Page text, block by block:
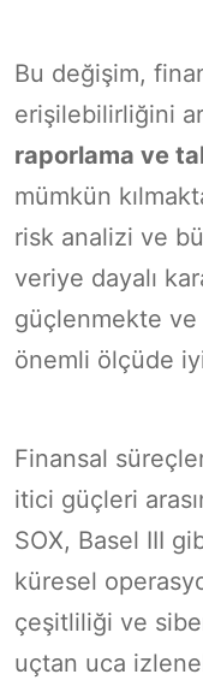
Bu değişim,
erişilebilirliğini
raporlama ve
mümkün
risk analizi ve
veriye dayalı
güçlenmekte
önemli ölçüde
Finansal
itici güçleri
SOX, Basel III
küresel
çeşitliliği ve
uçtan uca